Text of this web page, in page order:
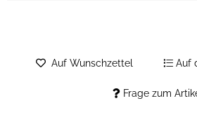
Frage zum
Auf Wunschzettel Auf